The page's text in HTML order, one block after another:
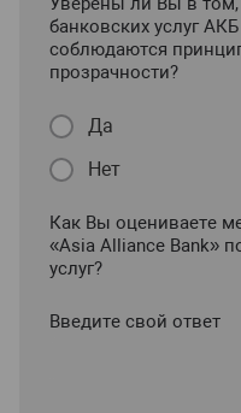
банковских услуг
соблюдаются
прозрачности?
Да
Нет
Как Вы оцениваете
«Asia Alliance Bank»
услуг?
Введите свой ответ